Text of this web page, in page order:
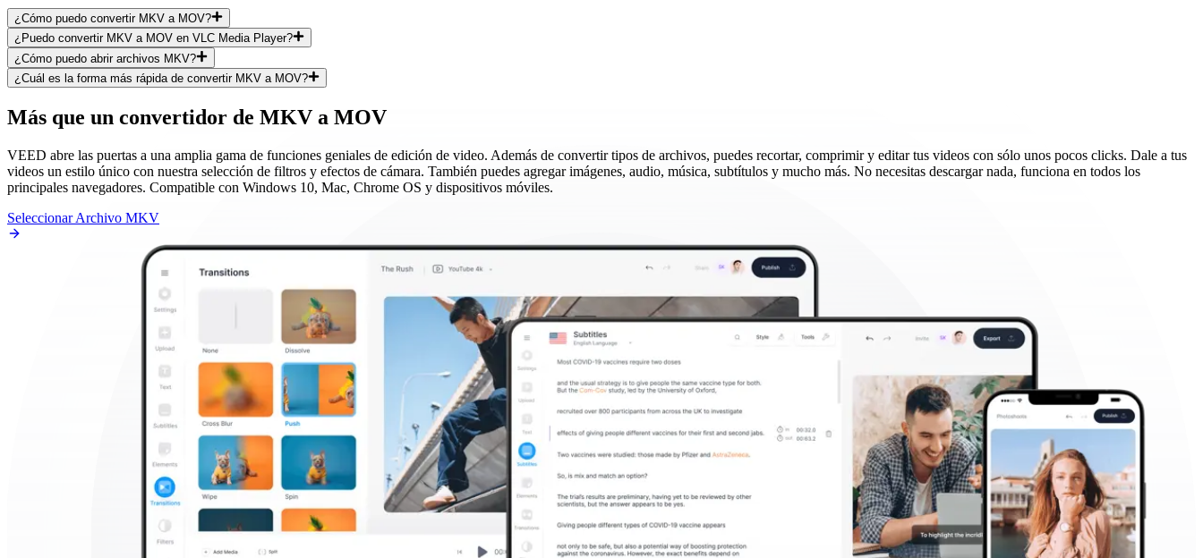
¿Cómo puedo convertir MKV a MOV?
¿Puedo convertir MKV a MOV en VLC Media Player?
¿Cómo puedo abrir archivos MKV?
¿Cuál es la forma más rápida de convertir MKV a MOV?
Más que un convertidor de MKV a MOV
VEED abre las puertas a una amplia gama de funciones geniales de edición de video. Además de convertir tipos de archivos, puedes recortar, comprimir y editar tus videos con sólo unos pocos clicks. Dale a tus
videos un estilo único con nuestra selección de filtros y efectos de cámara. También puedes agregar imágenes, audio, música, subtítulos y mucho más. No necesitas descargar nada, funciona en todos los
principales navegadores. Compatible con Windows 10, Mac, Chrome OS y dispositivos móviles.
Seleccionar Archivo MKV